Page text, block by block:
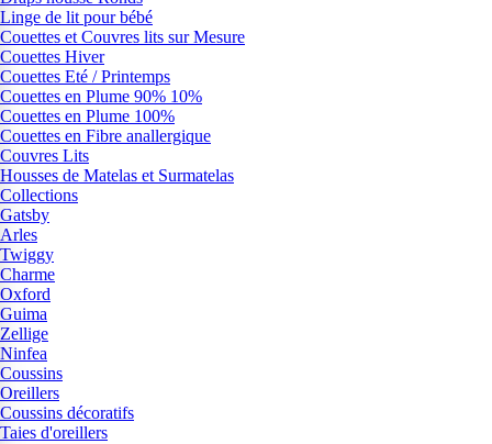
Linge de lit pour bébé
Couettes et Couvres lits sur Mesure
Couettes Hiver
Couettes Eté / Printemps
Couettes en Plume 90% 10%
Couettes en Plume 100%
Couettes en Fibre anallergique
Couvres Lits
Housses de Matelas et Surmatelas
Collections
Gatsby
Arles
Twiggy
Charme
Oxford
Guima
Zellige
Ninfea
Coussins
Oreillers
Coussins décoratifs
Taies d'oreillers